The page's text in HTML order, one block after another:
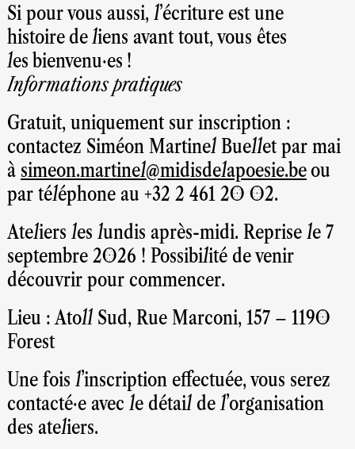
Si pour vous aussi, l’écriture est une
histoire de liens avant tout, vous êtes
les bienvenu·es !
Informations pratiques
Gratuit, uniquement sur inscription :
contactez Siméon Martinel Buellet par mai
à simeon.martinel@midisdelapoesie.beou
par téléphone au +32 2 461 20 02.
Ateliers les lundis après-midi. Reprise le 7
septembre 2026 ! Possibilité de venir
découvrir pour commencer.
Lieu : Atoll Sud, Rue Marconi, 157 – 1190
Forest
Une fois l'inscription effectuée, vous serez
contacté·e avec le détail de l'organisation
des ateliers.